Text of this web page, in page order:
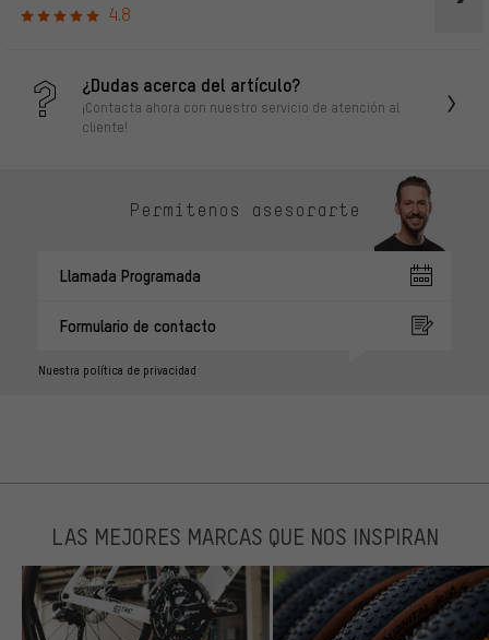
4.8
¿Dudas acerca del artículo?
¡Contacta ahora con nuestro servicio de atención al
cliente!
Permítenos asesorarte
Llamada Programada
Formulario de contacto
Nuestra política de privacidad
LAS MEJORES MARCAS QUE NOS INSPIRAN